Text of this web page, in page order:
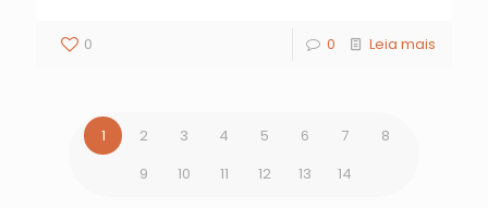
0 0 Leia mais
1 2 3 4 5 6 7
8
9
10 11 12 13 14